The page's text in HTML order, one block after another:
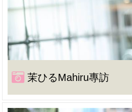
茉ひるMahiru專訪